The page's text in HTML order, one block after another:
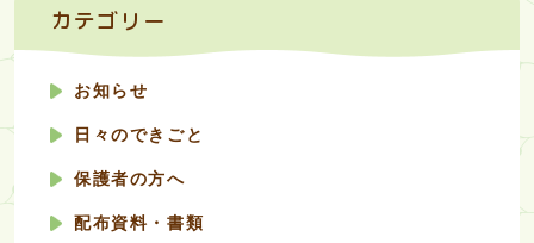
カテゴリー
お知らせ
日々のできごと
保護者の方へ
配布資料・書類